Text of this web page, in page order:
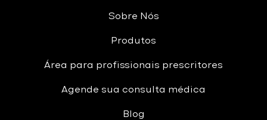
Sobre Nós
Produtos
Área para profissionais prescritores
Agende sua consulta médica
Blog